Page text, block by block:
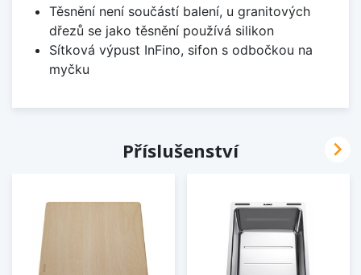
Těsnění není součástí balení, u granitových
dřezů se jako těsnění používá silikon
Sítková výpust InFino, sifon s odbočkou na
myčku
Příslušenství 